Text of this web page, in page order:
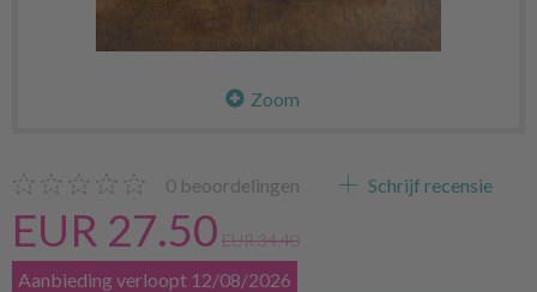
Zoom
0 beoordelingen Schrijf recensie
EUR 27.50 EUR 34.40
Aanbieding verloopt 12/08/2026